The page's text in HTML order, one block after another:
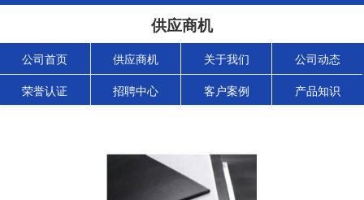
供应商机
公司首页 供应商机 关于我们 公司动态
荣誉认证 招聘中心 客户案例 产品知识